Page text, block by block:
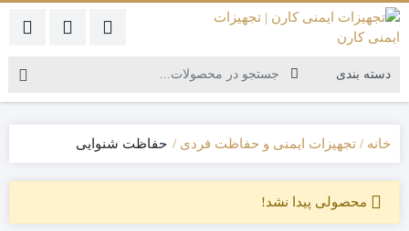
خانه تجهیزات ایمنی و حفاظت فردی حفاظت شنوایی
محصولی پیدا نشد!